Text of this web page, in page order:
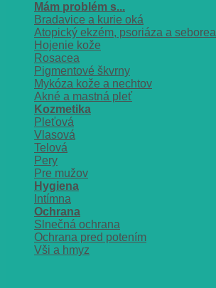
Mám problém s...
Bradavice a kurie oká
Atopický ekzém, psoriáza a seborea
Hojenie kože
Rosacea
Pigmentové škvrny
Mykóza kože a nechtov
Akné a mastná pleť
Kozmetika
Pleťová
Vlasová
Telová
Pery
Pre mužov
Hygiena
Intímna
Ochrana
Slnečná ochrana
Ochrana pred potením
Vši a hmyz